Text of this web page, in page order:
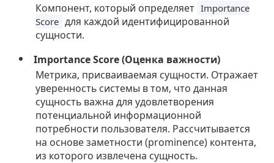
Компонент, который определяет Importance
Score для каждой идентифицированной
сущности.
Importance Score (Оценка важности)
Метрика, присваиваемая сущности. Отражает
уверенность системы в том, что данная
сущность важна для удовлетворения
потенциальной информационной
потребности пользователя. Рассчитывается
на основе заметности (prominence) контента,
из которого извлечена сущность.